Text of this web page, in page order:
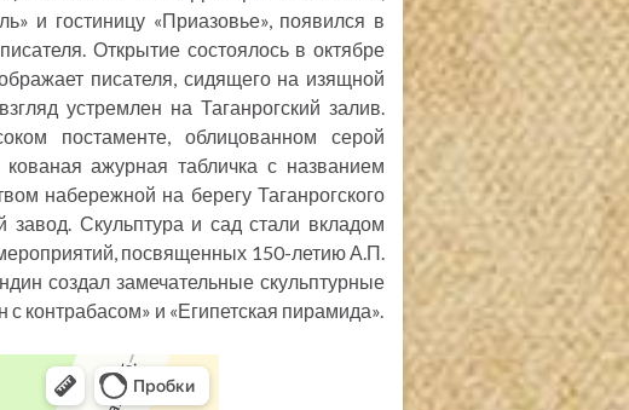
и гостиницу «Приазовье», появился в
Открытие состоялось в октябре
писателя, сидящего на изящной
устремлен на Таганрогский залив.
постаменте, облицованном серой
ажурная табличка с названием
набережной на берегу Таганрогского
завод. Скульптура и сад стали вкладом
посвященных 150-летию А.П.
создал замечательные скульптурные
контрабасом» и «Египетская пирамида».